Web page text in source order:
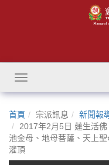
Toggle
navigation
首頁 宗派訊息
新聞報
2017年2月5日 蓮生活
池金母、地母菩薩、天上
灌頂